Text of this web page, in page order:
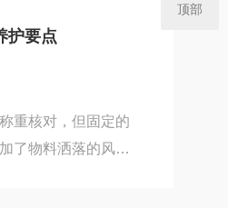
载结构采用U型钢
料用量的同时提升
护要点
重核对，但固定的
了物料洒落的风
顶部